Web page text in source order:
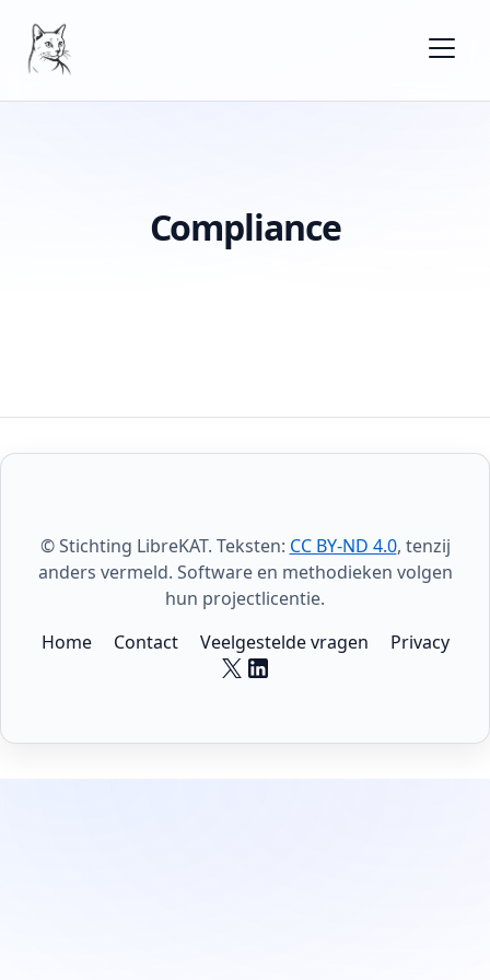
Compliance
© Stichting LibreKAT. Teksten: CC BY-ND 4.0, tenzij
anders vermeld. Software en methodieken volgen
hun projectlicentie.
Home
Contact Veelgestelde vragen Privacy